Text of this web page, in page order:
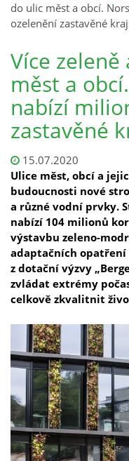
do ulic měst a obcí.
ozelenění zastavěné
Více
měst a
nabízí
zastavěné
15.07.2020
Ulice měst, obcí a
budoucnosti nové
a různé vodní prvky.
nabízí 104 milionů
výstavbu zeleno-
adaptačních
z dotační výzvy
zvládat extrémy
celkově zkvalitnit